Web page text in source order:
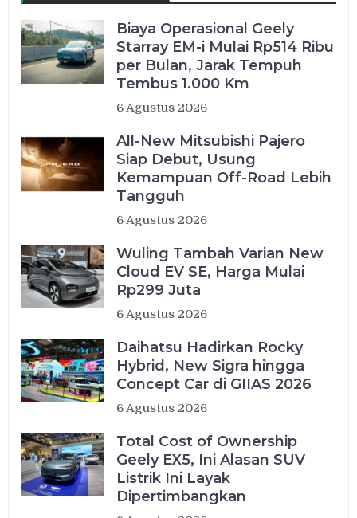
Biaya Operasional Geely
Starray EM-i Mulai Rp514 Ribu
per Bulan, Jarak Tempuh
Tembus 1.000 Km
6 Agustus 2026
All-New Mitsubishi Pajero
Siap Debut, Usung
Kemampuan Off-Road Lebih
Tangguh
6 Agustus 2026
Wuling Tambah Varian New
Cloud EV SE, Harga Mulai
Rp299 Juta
6 Agustus 2026
Daihatsu Hadirkan Rocky
Hybrid, New Sigra hingga
Concept Car di GIIAS 2026
6 Agustus 2026
Total Cost of Ownership
Geely EX5, Ini Alasan SUV
Listrik Ini Layak
Dipertimbangkan